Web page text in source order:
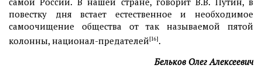
повестку дня встает естественное и необходимое
самоочищение общества от так называемой пятой
колонны, национал-предателей[16].
Бельков Олег Алексеевич